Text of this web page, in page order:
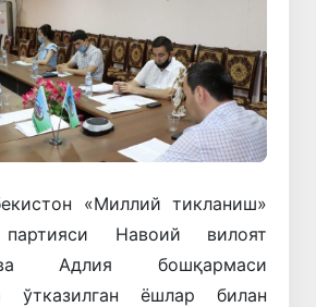
«Миллий тикланиш»
партияси Навоий вилоят
Адлия бошқармаси
ўтказилган ёшлар билан